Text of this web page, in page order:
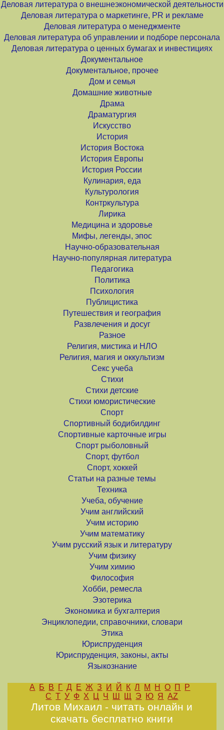
Деловая литература о внешнеэкономической деятельности
Деловая литература о маркетинге, PR и рекламе
Деловая литература о менеджменте
Деловая литература об управлении и подборе персонала
Деловая литература о ценных бумагах и инвестициях
Документальное
Документальное, прочее
Дом и семья
Домашние животные
Драма
Драматургия
Искусство
История
История Востока
История Европы
История России
Кулинария, еда
Культурология
Контркультура
Лирика
Медицина и здоровье
Мифы, легенды, эпос
Научно-образовательная
Научно-популярная литература
Педагогика
Политика
Психология
Публицистика
Путешествия и география
Развлечения и досуг
Разное
Религия, мистика и НЛО
Религия, магия и оккультизм
Секс учеба
Стихи
Стихи детские
Стихи юмористические
Спорт
Спортивный бодибилдинг
Спортивные карточные игры
Спорт рыболовный
Спорт, футбол
Спорт, хоккей
Статьи на разные темы
Техника
Учеба, обучение
Учим английский
Учим историю
Учим математику
Учим русский язык и литературу
Учим физику
Учим химию
Философия
Хобби, ремесла
Эзотерика
Экономика и бухгалтерия
Энциклопедии, справочники, словари
Этика
Юриспруденция
Юриспруденция, законы, акты
Языкознание
А Б В Г Д Е Ж З И Й К Л М Н О П
Р
С Т У Ф Х Ц Ч Ш Щ Э Ю Я AZ
Литов Михаил - читать онлайн и
скачать бесплатно книги